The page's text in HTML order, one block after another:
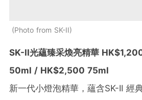
Photo from SK-II
SK-II光蘊臻采煥亮精華
50ml / HK$2,500 75ml
新一代小燈泡精華，蘊含SK-II 經